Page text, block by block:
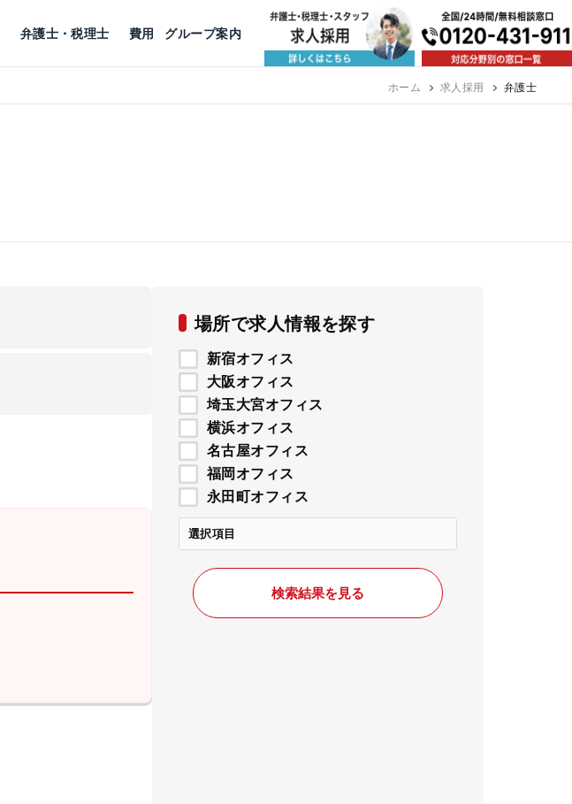
公益活動
京都 神戸 福岡
弁護士・税理士 費用 グループ案内
場所で求人情報を探す
新宿オフィス
大阪オフィス
埼玉大宮オフィス
横浜オフィス
名古屋オフィス
福岡オフィス
永田町オフィス
選択項目
検索結果を見る
ホーム 求人採用 弁護士